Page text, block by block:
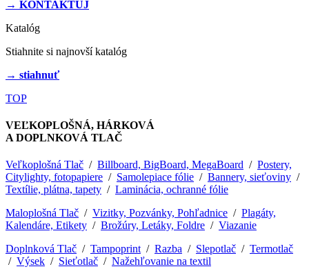
→ KONTAKTUJ
Katalóg
Stiahnite si najnovší katalóg
→ stiahnuť
TOP
VEĽKOPLOŠNÁ, HÁRKOVÁ
A DOPLNKOVÁ TLAČ
Veľkoplošná Tlač / Billboard, BigBoard, MegaBoard / Postery,
Citylighty, fotopapiere / Samolepiace fólie / Bannery, sieťoviny /
Textílie, plátna, tapety / Laminácia, ochranné fólie
Maloplošná Tlač / Vizitky, Pozvánky, Pohľadnice / Plagáty,
Kalendáre, Etikety / Brožúry, Letáky, Foldre / Viazanie
Doplnková Tlač / Tampoprint / Razba / Slepotlač / Termotlač
/ Výsek / Sieťotlač / Nažehľovanie na textil